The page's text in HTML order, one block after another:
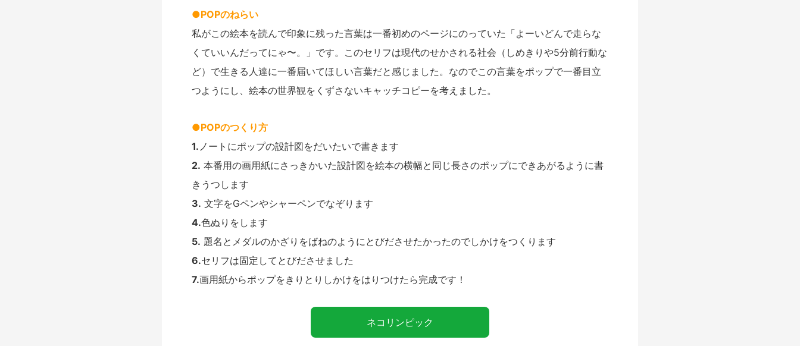
●POPのねらい
私がこの絵本を読んで印象に残った言葉は一番初めのページにのっていた「よーいどんで走らな
くていいんだってにゃ〜。」です。このセリフは現代のせかされる社会（しめきりや5分前行動な
ど）で生きる人達に一番届いてほしい言葉だと感じました。なのでこの言葉をポップで一番目立
つようにし、絵本の世界観をくずさないキャッチコピーを考えました。
●POPのつくり方
1. ノートにポップの設計図をだいたいで書きます
2. 本番用の画用紙にさっきかいた設計図を絵本の横幅と同じ長さのポップにできあがるように書
きうつします
3. 文字をGペンやシャーペンでなぞります
4.色ぬりをします
5. 題名とメダルのかざりをばねのようにとびださせたかったのでしかけをつくります
6.セリフは固定してとびださせました
7.画用紙からポップをきりとりしかけをはりつけたら完成です！
ネコリンピック